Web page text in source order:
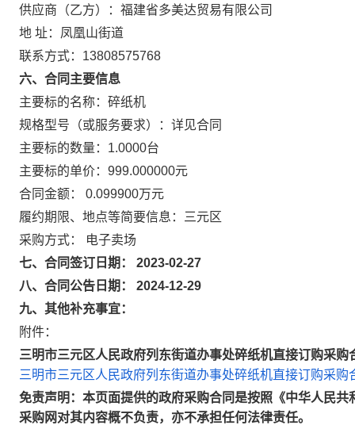
供应商（乙方）：福建省多美达贸易有限公司
地 址：凤凰山街道
联系方式：13808575768
六、合同主要信息
主要标的名称：碎纸机
规格型号（或服务要求）：详见合同
主要标的数量：1.0000台
主要标的单价：999.000000元
合同金额： 0.099900万元
履约期限、地点等简要信息：三元区
采购方式： 电子卖场
七、合同签订日期： 2023-02-27
八、合同公告日期： 2024-12-29
九、其他补充事宜：
附件：
三明市三元区人民政府列东街道办事处碎纸机直接订购采购
三明市三元区人民政府列东街道办事处碎纸机直接订购采购
免责声明：本页面提供的政府采购合同是按照《中华人民
采购网对其内容概不负责，亦不承担任何法律责任。